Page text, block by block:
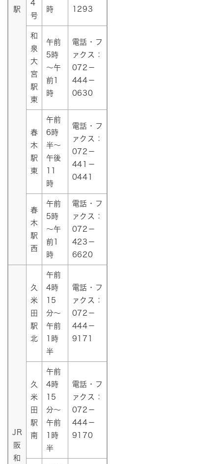
駅
4
号
時
1293
和
泉
大
宮
駅
東
午前
5時
～午
前1
時
電話・フ
ァクス：
072－
444－
0630
春
木
駅
東
午前
6時
半～
午後
時
電話・フ
ァクス：
072－
441－
0441
春
木
駅
西
午前
5時
～午
前1
時
電話・フ
ァクス：
072－
423－
6620
JR
阪
和
久
米
田
駅
北
午前
4時
15
分～
午前
1時
半
電話・フ
ァクス：
072－
444－
9171
久
米
田
駅
南
午前
4時
15
分～
午前
1時
半
電話・フ
ァクス：
072－
444－
9170